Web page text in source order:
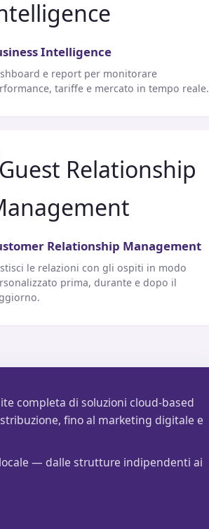
Intelligence
e report per monitorare
tariffe e mercato in tempo reale.
Relationship Management
le relazioni con gli ospiti in modo
prima, durante e dopo il
completa di soluzioni cloud-based
fino al marketing digitale e
— dalle strutture indipendenti ai